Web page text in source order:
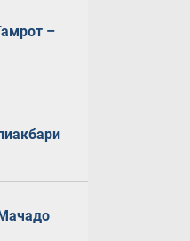
–